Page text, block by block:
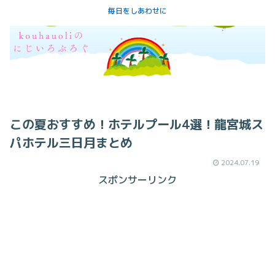
毎日をしあわせに
この夏おすすめ！ホテルプール4選！龍宮城ス
パホテル三日月まとめ
2024.07.19
スポンサーリンク